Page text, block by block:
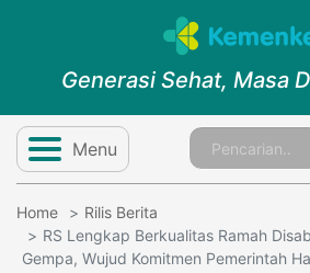
Generasi Sehat, Masa
Menu
Home
Rilis Berita
RS Lengkap Berkualitas Ramah
Gempa, Wujud Komitmen Pemerintah